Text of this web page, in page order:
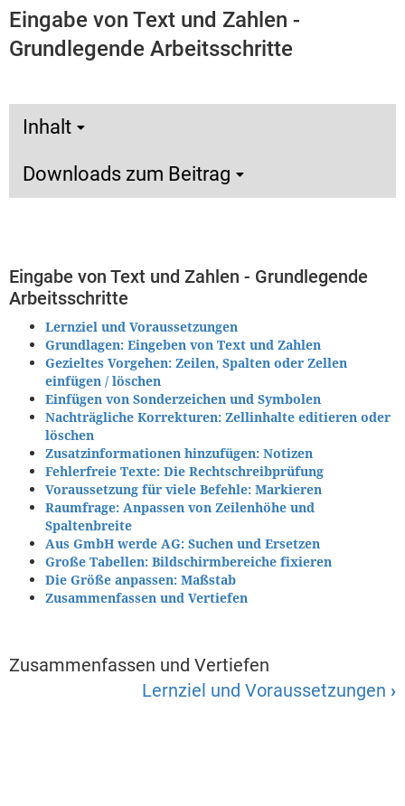
Eingabe von Text und Zahlen -
Grundlegende Arbeitsschritte
Inhalt
Downloads zum Beitrag
Eingabe von Text und Zahlen - Grundlegende
Arbeitsschritte
Lernziel und Voraussetzungen
Grundlagen: Eingeben von Text und Zahlen
Gezieltes Vorgehen: Zeilen, Spalten oder Zellen
einfügen / löschen
Einfügen von Sonderzeichen und Symbolen
Nachträgliche Korrekturen: Zellinhalte editieren oder
löschen
Zusatzinformationen hinzufügen: Notizen
Fehlerfreie Texte: Die Rechtschreibprüfung
Voraussetzung für viele Befehle: Markieren
Raumfrage: Anpassen von Zeilenhöhe und
Spaltenbreite
Aus GmbH werde AG: Suchen und Ersetzen
Große Tabellen: Bildschirmbereiche fixieren
Die Größe anpassen: Maßstab
Zusammenfassen und Vertiefen
Zusammenfassen und Vertiefen
Lernziel und Voraussetzungen ›